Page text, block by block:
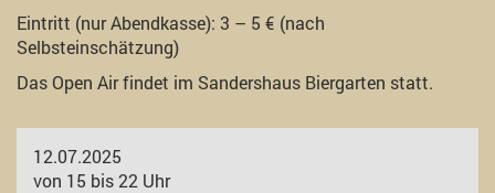
Eintritt (nur Abendkasse): 3 – 5 € (nach
Selbsteinschätzung)
Das Open Air findet im Sandershaus Biergarten statt.
12.07.2025
von 15 bis 22 Uhr